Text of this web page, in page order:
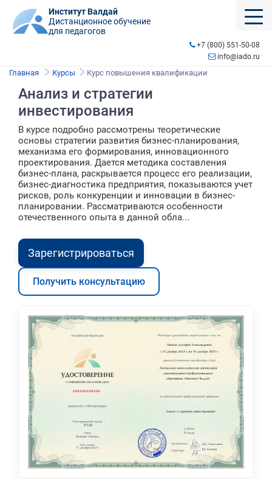
Институт Валдай
Дистанционное обучение
для педагогов
+7 (800) 551-50-08
info@iado.ru
Главная Курсы Курс повышения квалификации
Анализ и стратегии
инвестирования
В курсе подробно рассмотрены теоретические
основы стратегии развития бизнес-планирования,
механизма его формирования, инновационного
проектирования. Дается методика составления
бизнес-плана, раскрывается процесс его реализации,
бизнес-диагностика предприятия, показываются учет
рисков, роль конкуренции и инновации в бизнес-
планировании. Рассматриваются особенности
отечественного опыта в данной обла...
Зарегистрироваться
Получить консультацию